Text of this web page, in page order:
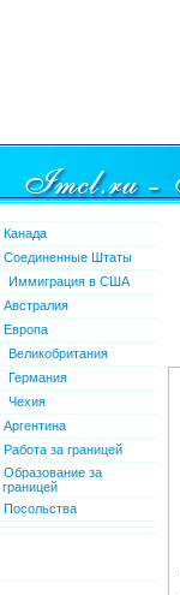
Канада
Соединенные Штаты
Иммиграция в США
Австралия
Европа
Великобритания
Германия
Чехия
Аргентина
Работа за границей
Образование за
границей
Посольства